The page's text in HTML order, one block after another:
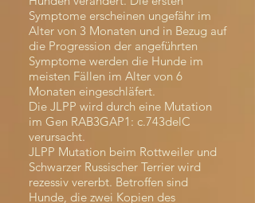
Symptome erscheinen ungefähr im
Alter von 3 Monaten und in Bezug auf
die Progression der angeführten
Symptome werden die Hunde im
meisten Fällen im Alter von 6
Monaten eingeschläfert.
Die JLPP wird durch eine Mutation
im Gen RAB3GAP1: c.743delC
verursacht.
JLPP Mutation beim Rottweiler und
Schwarzer Russischer Terrier wird
rezessiv vererbt. Betroffen sind
Hunde, die zwei Kopien des